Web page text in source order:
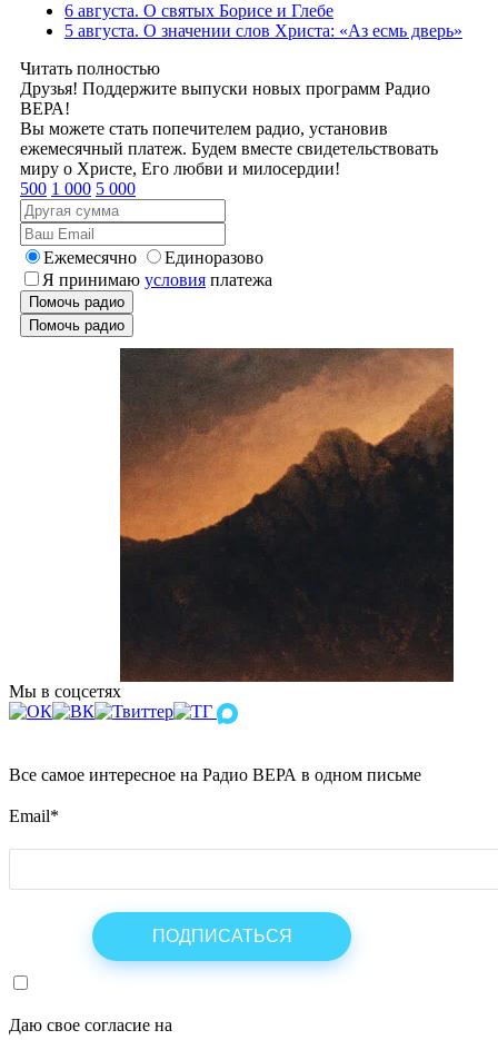
6 августа. О святых Борисе и Глебе
5 августа. О значении слов Христа: «Аз есмь дверь»
Читать полностью
Друзья! Поддержите выпуски новых программ Радио
ВЕРА!
Вы можете стать попечителем радио, установив
ежемесячный платеж. Будем вместе свидетельствовать
миру о Христе, Его любви и милосердии!
500 1 000 5 000
Ежемесячно
Единоразово
Я принимаю условия платежа
Помочь радио
Помочь радио
Мы в соцсетях
Все самое интересное на Радио ВЕРА в одном письме
Email*
Даю свое согласие на